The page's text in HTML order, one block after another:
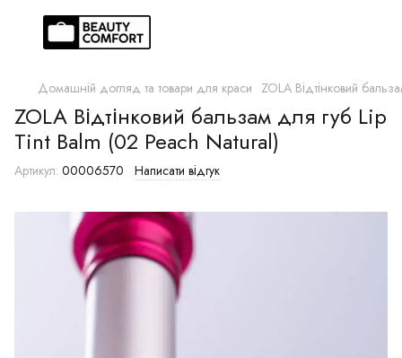
Домашній догляд та товари для краси ZOLA Відтінковий
ZOLA Відтінковий бальзам для губ Lip
Tint Balm (02 Peach Natural)
Артикул: 00006570 Написати відгук